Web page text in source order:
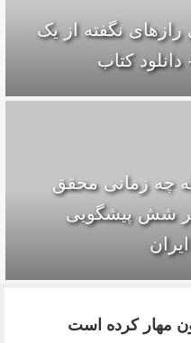
رازهای نگفته از یک
کتاب
چه زمانی محقق
شش پیشگویی
مهار کرده است